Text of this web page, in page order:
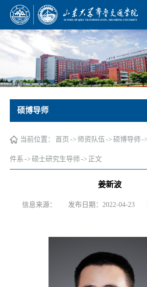
硕博导师
当前位置： 首页 -> 师资队伍 -> 硕博导师->
件系 -> 硕士研究生导师-> 正文
姜新波
信息来源： 发布日期：2022-04-23